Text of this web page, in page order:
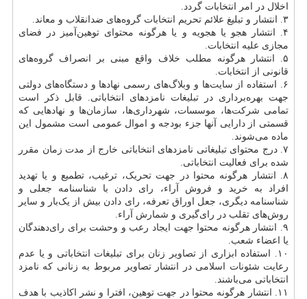
اخلال در امر انتخابات گردد.
۳. انتشار و تبلیغ علائم تحریم انتخابات گروه‌های ضد‌انقلاب و معاند.
۴. انتشار هجو یا هجویه و یا هرگونه محتوای توهین‌آمیز در فضای
مجازی علیه انتخابات.
۵. انتشار هرگونه مطلب خلاف واقع مبنی بر انصراف گروه‌های
قانونی از انتخابات.
۶. استفاده از سایت‌ها و وبلاگ‌های رسمی نهادها و دستگاه‌های دولتی
جهت بهره‌برداری در تبلیغات نامزدهای انتخاباتی. قابل ذکر است
تمامی شرکت‌ها‌، موسسات‌، شهرداری‌ها‌، سازمان‌ها و نهادهایی که
قسمتی از دارایی آنها جزء بودجه و اموال عمومی است مشمول این
ماده می‌شوند.
۷. درج محتوای تبلیغاتی نامزدهای انتخاباتی خارج از مدت زمان مقرر
شده برای فعالیت انتخاباتی.
۸. انتشار هرگونه محتوا در جهت تحریک‌، ترغیب‌، تطمیع و یا تهدید
افراد به خرید و فروش آراء‌، رای دادن با شناسنامه جعلی و
شناسنامه دیگری‌، جعل اوراق تعرفه‌، رای دادن بیش از یک‌بار و سایر
روش‌های تقلب در رای‌گیری و شمارش آراء.
۹. انتشار هرگونه محتوا جهت ایجاد رعب و وحشت برای رای‌دهندگان
یا اعضاء شعب.
۱۰. استفاده ابزاری از تصاویر زنان برای تبلیغات انتخاباتی و یا عدم
رعایت شئونات اسلامی در انتشار تصاویر مربوط به زنانی که نامزد
انتخاباتی می‌باشند.
۱۱. انتشار هرگونه محتوا در جهت توهین‌، افترا و نشر اکاذیب با هدف